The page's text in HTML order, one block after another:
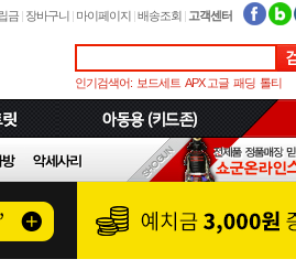
금 | 장바구니 | 마이페이지 |배송조회 | 고객센터
인기검색어: 보드세트 APX 고글 패딩 톨티